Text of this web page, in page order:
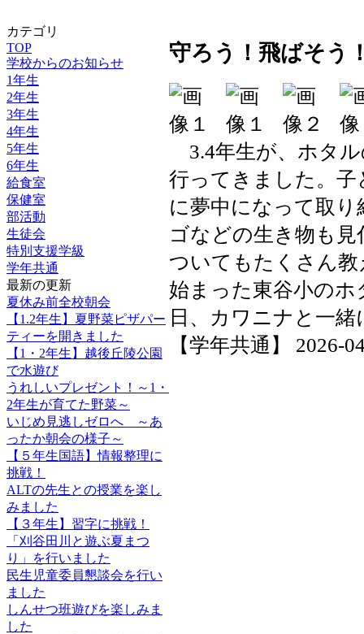
カテゴリ
TOP
学校からのお知らせ
1年生
2年生
3年生
4年生
5年生
6年生
給食室
保健室
部活動
生徒会
特別支援学級
学年共通
最新の更新
夏休み前全校朝会
【1.2年生】夏野菜ピザパー
ティーを開きました
【1・2年生】越後丘陵公園
で水遊び
うれしいプレゼント！～1・
2年生が育てた野菜～
いじめ見逃しゼロへ ～あ
ったか朝会の様子～
【５年生国語】情報整理に
挑戦！
ALTの先生との授業を楽し
みました
【３年生】習字に挑戦！
「刈谷田川と遊ぶ夏まつ
り」を行いました
民生児童委員懇談会を行い
ました
しんせつ班遊びを楽しみま
した
守ろう！飛ばそう
3.4年生が、ホタ
行ってきました。
に夢中になって取
ゴなどの生き物も
ついてもたくさん
始まった東谷小のホ
日、カワニナと一
【学年共通】 2026-